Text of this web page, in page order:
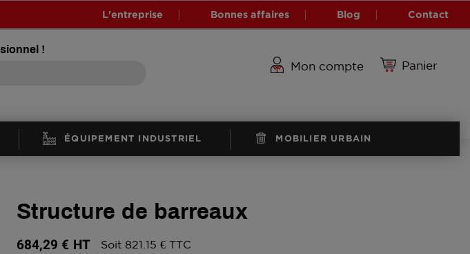
L'entreprise Bonnes affaires Blog Contact
!
Panier
Mon compte
ÉQUIPEMENT INDUSTRIEL MOBILIER URBAIN
Structure de barreaux
684,29 € HT Soit 821.15 € TTC